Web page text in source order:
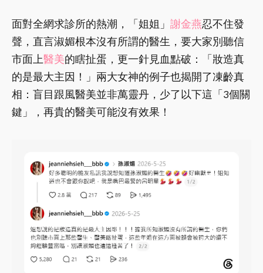
面對全網求診所的熱潮，「姐姐」 謝金燕忍不住發
聲，直言淑媚根本沒有所謂的醫生，要大家別聽信
市面上醫美的瞎扯蛋，更一針見血點破：「妝造真
的是最大主因！」兩大女神的例子也揭開了凍齡真
相：盲目跟風醫美並非萬靈丹，少了以下這「3個關
鍵」，再貴的醫美可能沒有效果！